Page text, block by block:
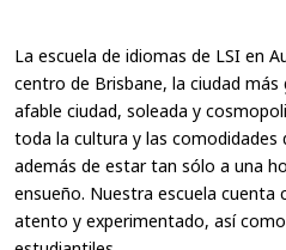
La escuela de idiomas de LSI en
centro de Brisbane, la ciudad más
afable ciudad, soleada y
toda la cultura y las comodidades
además de estar tan sólo a una
ensueño. Nuestra escuela cuenta
atento y experimentado, así